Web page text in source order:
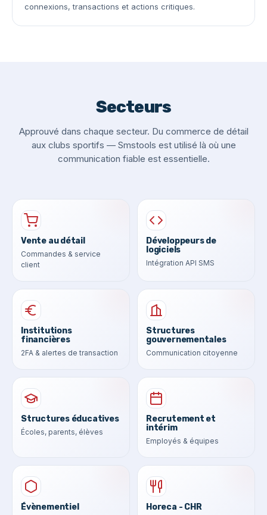
connexions, transactions et actions critiques.
Secteurs
Approuvé dans chaque secteur. Du commerce de détail
aux clubs sportifs — Smstools est utilisé là où une
communication fiable est essentielle.
Vente au détail
Commandes & service
client
Développeurs de
logiciels
Intégration API SMS
Institutions
financières
2FA & alertes de transaction
Structures
gouvernementales
Communication citoyenne
Structures éducatives
Écoles, parents, élèves
Recrutement et
intérim
Employés & équipes
Évènementiel Horeca - CHR